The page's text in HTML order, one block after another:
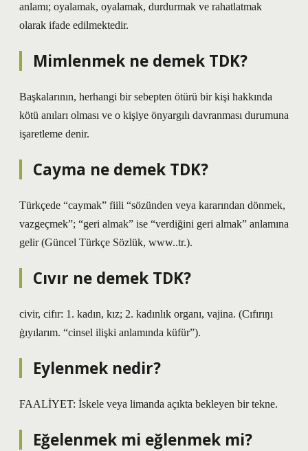
anlamı; oyalamak, oyalamak, durdurmak ve rahatlatmak
olarak ifade edilmektedir.
Mimlenmek ne demek TDK?
Başkalarının, herhangi bir sebepten ötürü bir kişi hakkında
kötü anıları olması ve o kişiye önyargılı davranması durumuna
işaretleme denir.
Cayma ne demek TDK?
Türkçede “caymak” fiili “sözünden veya kararından dönmek,
vazgeçmek”; “geri almak” ise “verdiğini geri almak” anlamına
gelir (Güncel Türkçe Sözlük, www..tr.).
Cıvır ne demek TDK?
civir, cifır: 1. kadın, kız; 2. kadınlık organı, vajina. (Cıfırıŋı
ġıyılarım. “cinsel ilişki anlamında küfür”).
Eylenmek nedir?
FAALİYET: İskele veya limanda açıkta bekleyen bir tekne.
Eğelenmek mi eğlenmek mi?